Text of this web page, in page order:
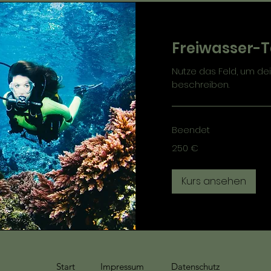
Freiwasser-
Nutze das Feld, um
beschreiben.
Beendet
Euro
250 €
Kurs ansehen
Start Impressum Datenschutz